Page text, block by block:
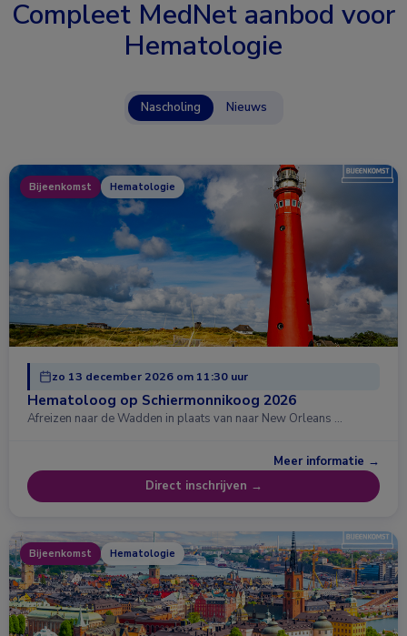
Compleet MedNet aanbod voor
Hematologie
Nascholing Nieuws
Bijeenkomst Hematologie
zo 13 december 2026 om 11:30 uur
Hematoloog op Schiermonnikoog 2026
Afreizen naar de Wadden in plaats van naar New Orleans …
Meer informatie →
Direct inschrijven →
Bijeenkomst Hematologie